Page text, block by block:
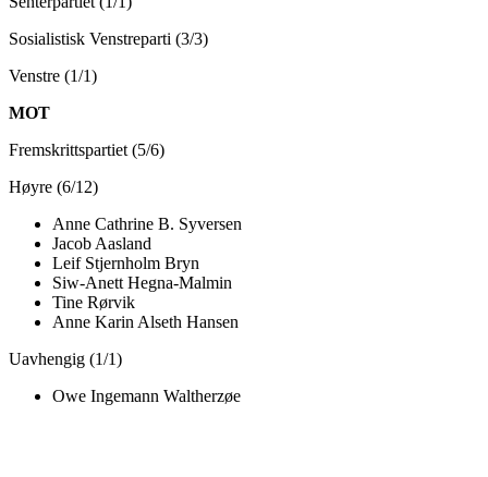
Sosialistisk Venstreparti (3/3)
Venstre (1/1)
MOT
Fremskrittspartiet (5/6)
Høyre (6/12)
Anne Cathrine B. Syversen
Jacob Aasland
Leif Stjernholm Bryn
Siw-Anett Hegna-Malmin
Tine Rørvik
Anne Karin Alseth Hansen
Uavhengig (1/1)
Owe Ingemann Waltherzøe